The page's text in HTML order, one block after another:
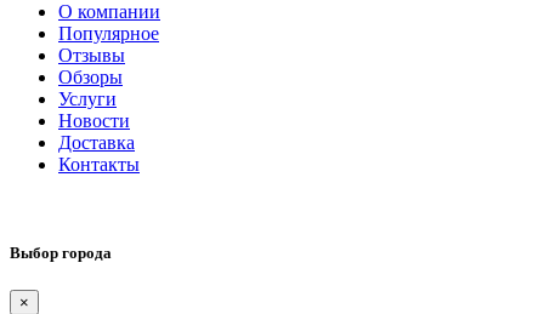
О компании
Популярное
Отзывы
Обзоры
Услуги
Новости
Доставка
Контакты
Выбор города
×